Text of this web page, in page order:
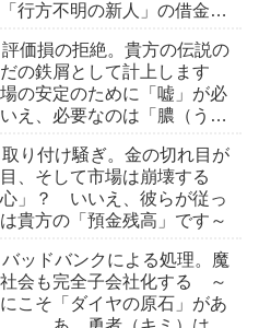
行方不明の新人」の借金じ
価損の拒絶。貴方の伝説の
の鉄屑として計上します
の安定のために「嘘」が必
え、必要なのは「膿（う
り付け騒ぎ。金の切れ目が
、そして市場は崩壊する
心」？ いいえ、彼らが従っ
貴方の「預金残高」です～
ッドバンクによる処理。魔
会も完全子会社化する ～
こそ「ダイヤの原石」があ